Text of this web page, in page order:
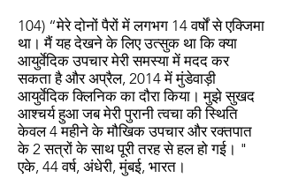
104) “मेरे दोनों पैरों में लगभग 14 वर्षों से एक्जिमा
था। मैं यह देखने के लिए उत्सुक था कि क्या
आयुर्वेदिक उपचार मेरी समस्या में मदद कर
सकता है और अप्रैल, 2014 में मुंडेवाड़ी
आयुर्वेदिक क्लिनिक का दौरा किया। मुझे सुखद
आश्चर्य हुआ जब मेरी पुरानी त्वचा की स्थिति
केवल 4 महीने के मौखिक उपचार और रक्तपात
के 2 सत्रों के साथ पूरी तरह से हल हो गई। "
एके, 44 वर्ष, अंधेरी, मुंबई, भारत।